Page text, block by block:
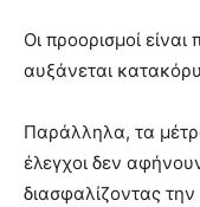
Οι προορισμοί είναι
αυξάνεται
Παράλληλα, τα
έλεγχοι δεν
διασφαλίζοντας